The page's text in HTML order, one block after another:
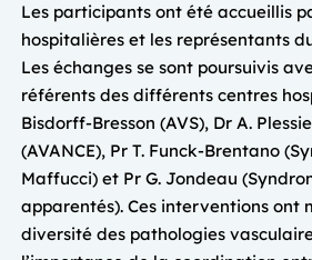
Les participants ont été accueillis
hospitalières et les représentants
Les échanges se sont poursuivis
référents des différents centres
Bisdorff-Bresson (AVS), Dr A.
(AVANCE), Pr T. Funck-Brentano
Maffucci) et Pr G. Jondeau
apparentés). Ces interventions ont
diversité des pathologies